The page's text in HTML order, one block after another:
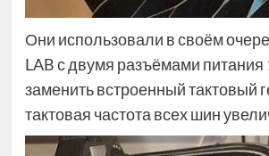
Они использовали в своём
LAB с двумя разъёмами
заменить встроенный тактовый
тактовая частота всех шин